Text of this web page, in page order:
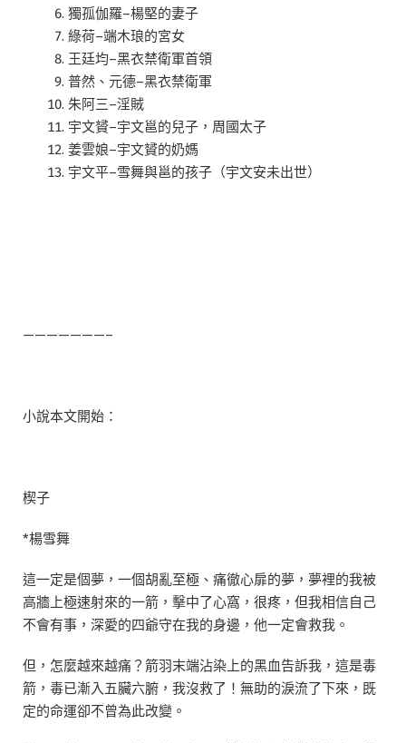
獨孤伽羅–楊堅的妻子
綠荷–端木琅的宮女
王廷均–黑衣禁衛軍首領
普然、元德–黑衣禁衛軍
朱阿三–淫賊
宇文贇–宇文邕的兒子，周國太子
姜雲娘–宇文贇的奶媽
宇文平–雪舞與邕的孩子（宇文安未出世）
———————–
小說本文開始：
楔子
*楊雪舞
這一定是個夢，一個胡亂至極、痛徹心扉的夢，夢裡的我被
高牆上極速射來的一箭，擊中了心窩，很疼，但我相信自己
不會有事，深愛的四爺守在我的身邊，他一定會救我。
但，怎麼越來越痛？箭羽末端沾染上的黑血告訴我，這是毒
箭，毒已漸入五臟六腑，我沒救了！無助的淚流了下來，既
定的命運卻不曾為此改變。